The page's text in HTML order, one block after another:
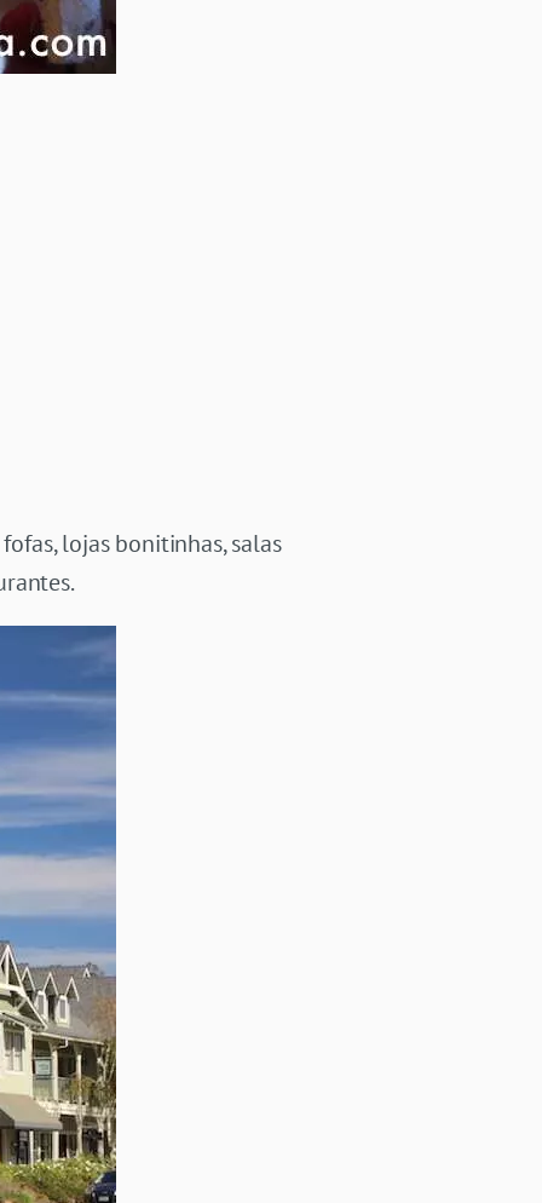
lojas bonitinhas, salas